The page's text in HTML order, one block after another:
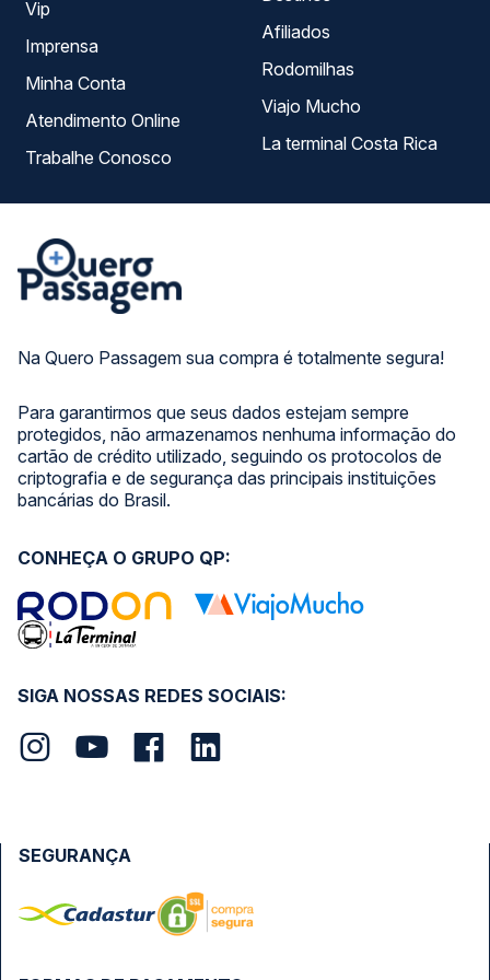
Na Quero Passagem sua compra é totalmente segura!
Para garantirmos que seus dados estejam sempre
protegidos, não armazenamos nenhuma informação do
cartão de crédito utilizado, seguindo os protocolos de
criptografia e de segurança das principais instituições
bancárias do Brasil.
Vip
Imprensa
Minha Conta
Atendimento Online
Trabalhe Conosco
Afiliados
Rodomilhas
Viajo Mucho
La terminal Costa Rica
SIGA NOSSAS REDES SOCIAIS:
CONHEÇA O GRUPO QP:
SEGURANÇA